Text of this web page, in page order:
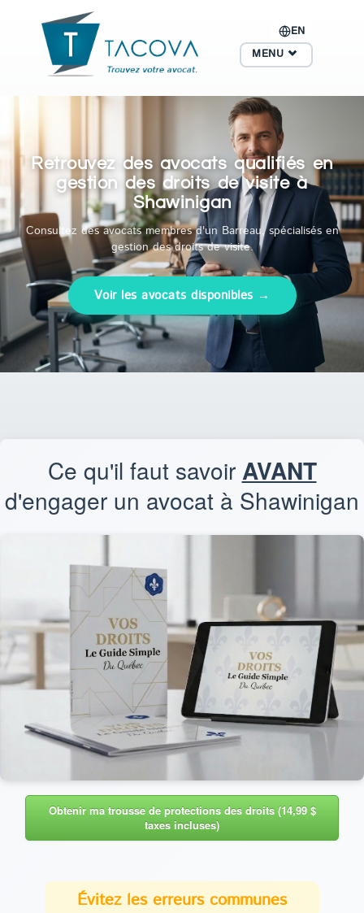
EN
MENU
Retrouvez des avocats qualifiés en
gestion des droits de visite à
Shawinigan
Consultez des avocats membres d'un Barreau, spécialisés en
gestion des droits de visite.
Voir les avocats disponibles →
Ce qu'il faut savoir AVANT
d'engager un avocat à Shawinigan
Obtenir ma trousse de protections des droits (14,99 $
taxes incluses)
Évitez les erreurs communes